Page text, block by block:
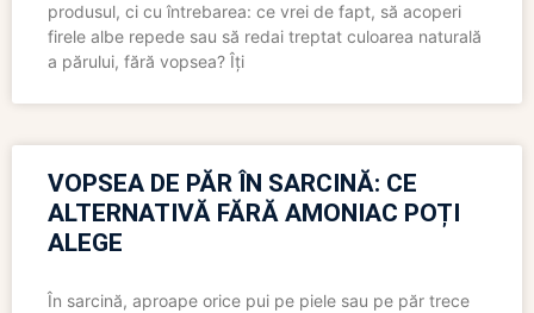
produsul, ci cu întrebarea: ce vrei de fapt, să acoperi
firele albe repede sau să redai treptat culoarea naturală
a părului, fără vopsea? Îți
VOPSEA DE PĂR ÎN SARCINĂ: CE
ALTERNATIVĂ FĂRĂ AMONIAC POȚI
ALEGE
În sarcină, aproape orice pui pe piele sau pe păr trece